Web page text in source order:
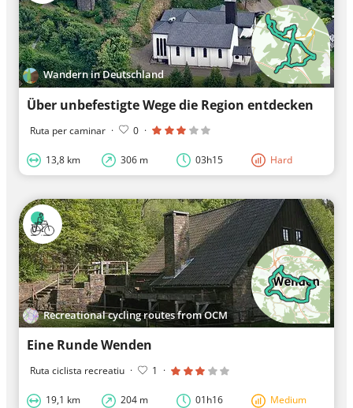
Wandern in Deutschland
Über unbefestigte Wege die Region entdecken
Ruta per caminar · 0 ·
13,8 km 306 m 03h15 Hard
Recreational cycling routes from OCM
Eine Runde Wenden
Ruta ciclista recreatiu · 1 ·
19,1 km 204 m 01h16 Medium